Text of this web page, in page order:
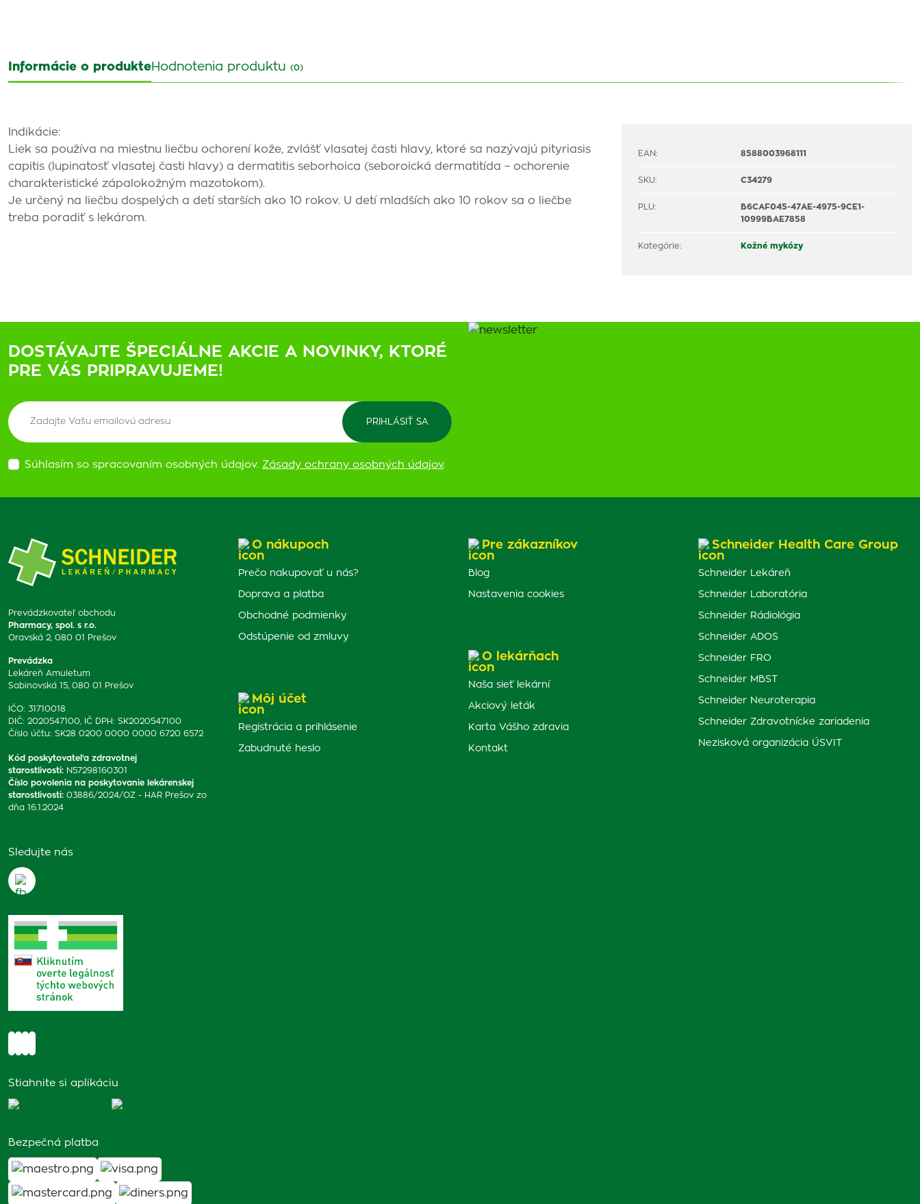
Informácie o produkteHodnotenia produktu (0)
Indikácie:
Liek sa používa na miestnu liečbu ochorení kože, zvlášť vlasatej časti hlavy, ktoré sa nazývajú pityriasis
capitis (lupinatosť vlasatej časti hlavy) a dermatitis seborhoica (seboroická dermatitída – ochorenie
charakteristické zápalokožným mazotokom).
Je určený na liečbu dospelých a detí starších ako 10 rokov. U detí mladších ako 10 rokov sa o liečbe
treba poradiť s lekárom.
EAN: 8588003968111
SKU: C34279
PLU:
B6CAF045-47AE-4975-9CE1-
10999BAE7858
Kategórie: Kožné mykózy
DOSTÁVAJTE ŠPECIÁLNE AKCIE A NOVINKY, KTORÉ
PRE VÁS PRIPRAVUJEME!
Súhlasím so spracovaním osobných údajov. Zásady ochrany osobných údajov.
Prevádzkovateľ obchodu
Pharmacy, spol. s r.o.
Oravská 2, 080 01 Prešov
Prevádzka
Lekáreň Amuletum
Sabinovská 15, 080 01 Prešov
IČO: 31710018
DIČ: 2020547100, IČ DPH: SK2020547100
Číslo účtu: SK28 0200 0000 0000 6720 6572
Kód poskytovateľa zdravotnej
starostlivosti: N57298160301
Číslo povolenia na poskytovanie lekárenskej
starostlivosti: 03886/2024/OZ - HAR Prešov zo
dňa 16.1.2024
Sledujte nás
Stiahnite si aplikáciu
Bezpečná platba
O nákupoch
Prečo nakupovať u nás?
Doprava a platba
Obchodné podmienky
Odstúpenie od zmluvy
Môj účet
Registrácia a prihlásenie
Zabudnuté heslo
Pre zákazníkov
Blog
Nastavenia cookies
O lekárňach
Naša sieť lekární
Akciový leták
Karta Vášho zdravia
Kontakt
Schneider Health Care Group
Schneider Lekáreň
Schneider Laboratória
Schneider Rádiológia
Schneider ADOS
Schneider FRO
Schneider MBST
Schneider Neuroterapia
Schneider Zdravotnícke zariadenia
Nezisková organizácia ÚSVIT